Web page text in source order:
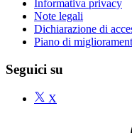
Informativa privacy
Note legali
Dichiarazione di
Piano di
Seguici su
X